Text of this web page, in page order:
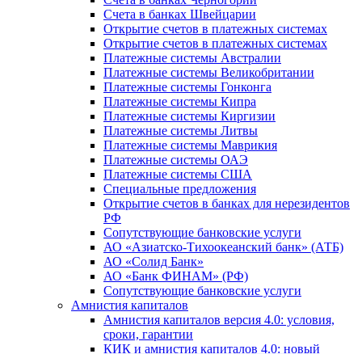
Счета в банках Швейцарии
Открытие счетов в платежных системах
Открытие счетов в платежных системах
Платежные системы Австралии
Платежные системы Великобритании
Платежные системы Гонконга
Платежные системы Кипра
Платежные системы Киргизии
Платежные системы Литвы
Платежные системы Маврикия
Платежные системы ОАЭ
Платежные системы США
Специальные предложения
Открытие счетов в банках для нерезидентов
РФ
Сопутствующие банковские услуги
АО «Азиатско-Тихоокеанский банк» (АТБ)
АО «Солид Банк»
АО «Банк ФИНАМ» (РФ)
Сопутствующие банковские услуги
Амнистия капиталов
Амнистия капиталов версия 4.0: условия,
сроки, гарантии
КИК и амнистия капиталов 4.0: новый